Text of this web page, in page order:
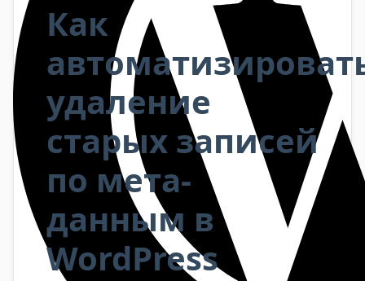
Как
удаление
старых записей
по мета-
данным в
WordPress